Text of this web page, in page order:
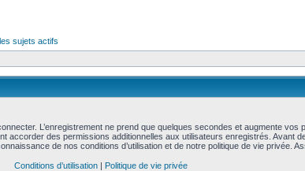
sujets actifs
L’enregistrement ne prend que quelques secondes et augmente vos
accorder des permissions additionnelles aux utilisateurs enregistrés. Avant
de nos conditions d’utilisation et de notre politique de vie privée.
Conditions d’utilisation| Politique de vie privée